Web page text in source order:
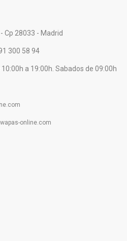
Cp 28033 - Madrid
300 58 94
10:00h a 19:00h. Sabados de 09:00h
online.com